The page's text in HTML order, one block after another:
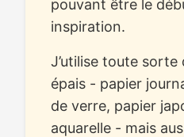
pouvant être le
inspiration.
J’utilise toute sorte
épais - papier
de verre, papier
aquarelle - mais